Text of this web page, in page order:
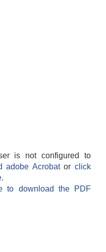
is not configured to
adobe Acrobatorclick
to download the PDF